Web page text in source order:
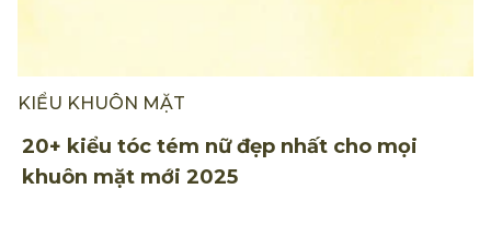
KIỂU KHUÔN MẶT
20+ kiểu tóc tém nữ đẹp nhất cho mọi
khuôn mặt mới 2025